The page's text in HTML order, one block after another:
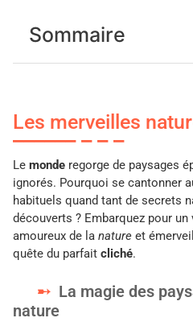
Sommaire
Les merveilles
Le monde regorge de paysages
ignorés. Pourquoi se cantonner
habituels quand tant de secrets
découverts ? Embarquez pour
amoureux de la nature et
quête du parfait cliché.
La magie des
nature